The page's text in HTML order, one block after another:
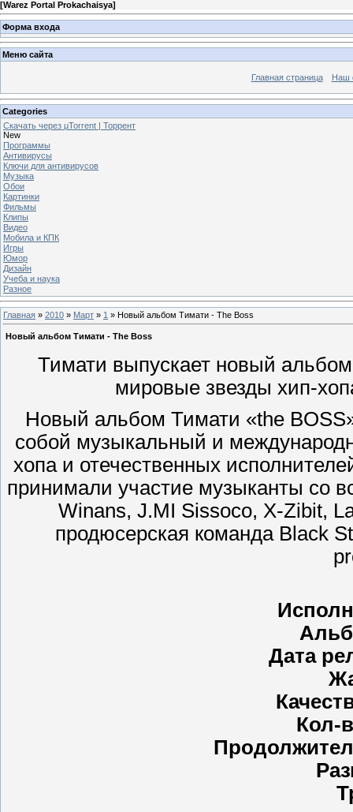
[Warez Portal Prokachaisya]
Форма входа
Меню сайта
Главная страница Наш
Categories
Скачать через µTorrent | Торрент
New
Программы
Антивирусы
Ключи для антивирусов
Музыка
Обои
Картинки
Фильмы
Клипы
Видео
Мобила и КПК
Игры
Юмор
Дизайн
Учеба и наука
Разное
Главная » 2010 » Март » 1 » Новый альбом Тимати - The Boss
Новый альбом Тимати - The Boss
Тимати выпускает новый
мировые звезды хип-
Новый альбом Тимати «the
собой музыкальный и
хопа и отечественных
принимали участие музыканты со
Winans, J.MI Sissoco, X-Zibit,
продюсерская команда Black
Дата
Кол-